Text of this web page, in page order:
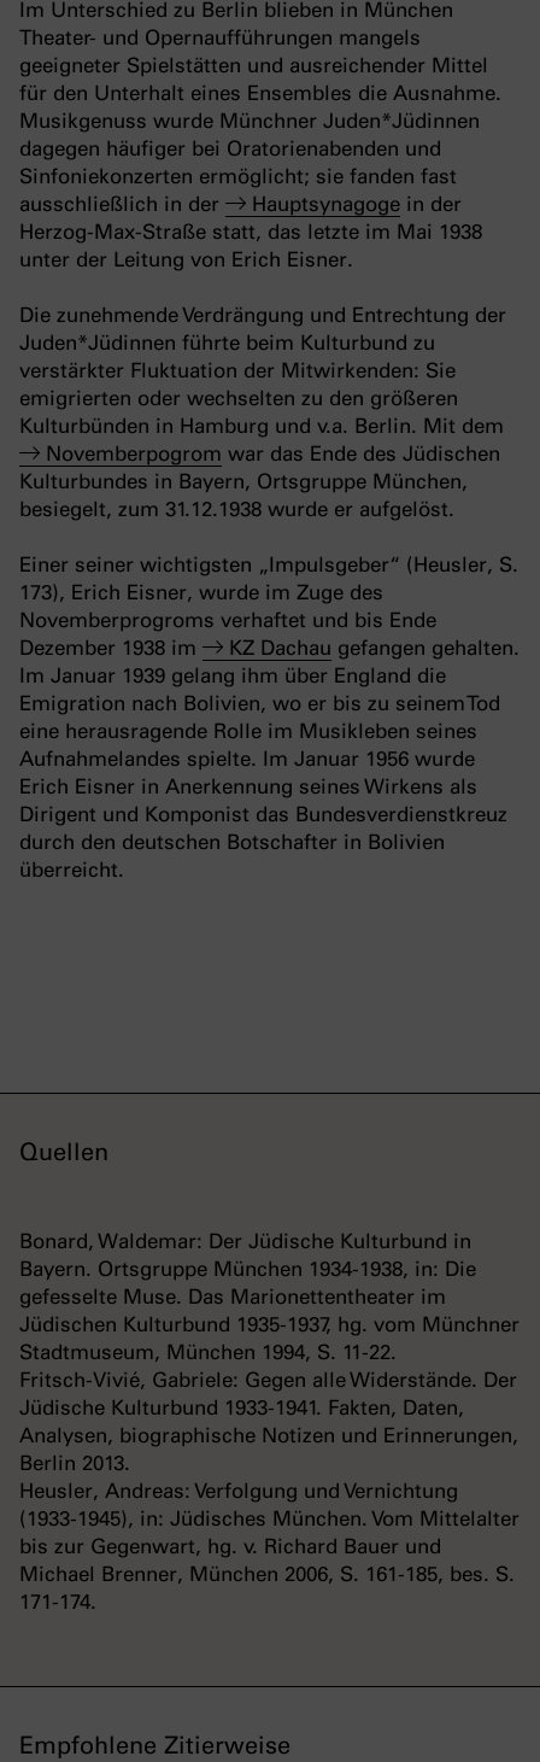
Im Unterschied zu Berlin blieben in München
Theater- und Opernaufführungen mangels
geeigneter Spielstätten und ausreichender Mittel
für den Unterhalt eines Ensembles die Ausnahme.
Musikgenuss wurde Münchner Juden*Jüdinnen
dagegen häufiger bei Oratorienabenden und
Sinfoniekonzerten ermöglicht; sie fanden fast
ausschließlich in der
Hauptsynagoge in der
Herzog-Max-Straße statt, das letzte im Mai 1938
unter der Leitung von Erich Eisner.
Die zunehmende Verdrängung und Entrechtung der
Juden*Jüdinnen führte beim Kulturbund zu
verstärkter Fluktuation der Mitwirkenden: Sie
emigrierten oder wechselten zu den größeren
Kulturbünden in Hamburg und v.a. Berlin. Mit dem
Novemberpogrom war das Ende des Jüdischen
Kulturbundes in Bayern, Ortsgruppe München,
besiegelt, zum 31.12.1938 wurde er aufgelöst.
Einer seiner wichtigsten „Impulsgeber“ (Heusler, S.
173), Erich Eisner, wurde im Zuge des
Novemberprogroms verhaftet und bis Ende
Dezember 1938 im
KZ Dachau gefangen gehalten.
Im Januar 1939 gelang ihm über England die
Emigration nach Bolivien, wo er bis zu seinem Tod
eine herausragende Rolle im Musikleben seines
Aufnahmelandes spielte. Im Januar 1956 wurde
Erich Eisner in Anerkennung seines Wirkens als
Dirigent und Komponist das Bundesverdienstkreuz
durch den deutschen Botschafter in Bolivien
überreicht.
Quellen
Bonard, Waldemar: Der Jüdische Kulturbund in
Bayern. Ortsgruppe München 1934-1938, in: Die
gefesselte Muse. Das Marionettentheater im
Jüdischen Kulturbund 1935-1937, hg. vom Münchner
Stadtmuseum, München 1994, S. 11-22.
Fritsch-Vivié, Gabriele: Gegen alle Widerstände. Der
Jüdische Kulturbund 1933-1941. Fakten, Daten,
Analysen, biographische Notizen und Erinnerungen,
Berlin 2013.
Heusler, Andreas: Verfolgung und Vernichtung
(1933-1945), in: Jüdisches München. Vom Mittelalter
bis zur Gegenwart, hg. v. Richard Bauer und
Michael Brenner, München 2006, S. 161-185, bes. S.
171-174.
Empfohlene Zitierweise